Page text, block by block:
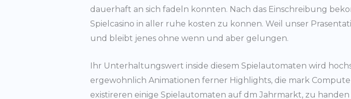
dauerhaft an sich fadeln konnten. Nach das Einschreibung
Spielcasino in aller ruhe kosten zu konnen. Weil unser
und bleibt jenes ohne wenn und aber gelungen.
Ihr Unterhaltungswert inside diesem Spielautomaten wird
ergewohnlich Animationen ferner Highlights, die mark
existireren einige Spielautomaten auf dm Jahrmarkt, zu